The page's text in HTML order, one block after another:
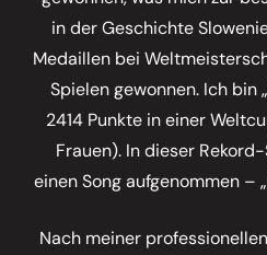
in der Geschichte
Medaillen bei
Spielen gewonnen. Ich bin
2414 Punkte in einer
Frauen). In dieser
einen Song aufgenommen –
Nach meiner